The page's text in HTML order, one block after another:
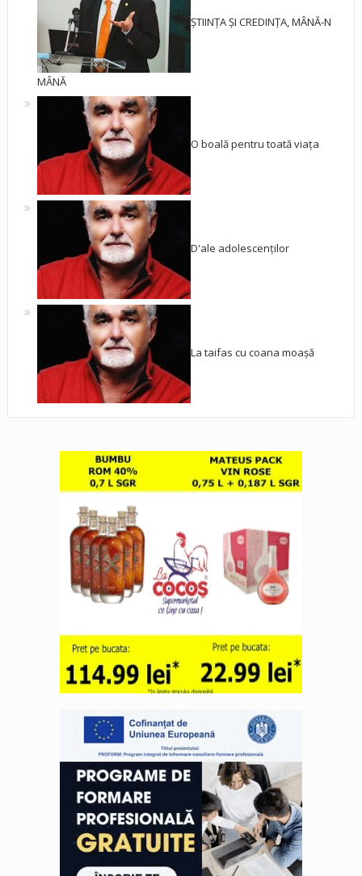
ȘTIINȚA ȘI CREDINȚA, MÂNĂ-N
MÂNĂ
O boală pentru toată viața
D'ale adolescenților
La taifas cu coana moașă